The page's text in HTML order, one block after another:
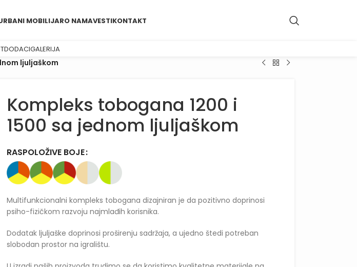
MOBILIJARO NAMAVESTIKONTAKT
DODACIGALERIJA
ljuljaškom
Kompleks tobogana 1200 i
1500 sa jednom ljuljaškom
RASPOLOŽIVE BOJE
Multifunkcionalni kompleks tobogana dizajniran je da pozitivno doprinosi
psiho-fizičkom razvoju najmlađih korisnika.
Dodatak ljuljaške doprinosi proširenju sadržaja, a ujedno štedi potreban
slobodan prostor na igralištu.